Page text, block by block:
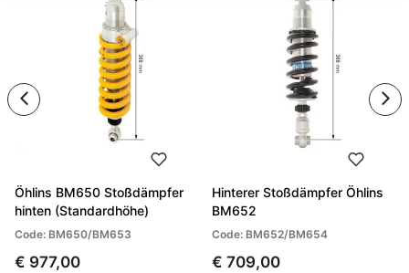
Öhlins BM650 Stoßdämpfer
hinten (Standardhöhe)
Code: BM650/BM653
€ 977,00
Hinterer Stoßdämpfer Öhlins
BM652
Code: BM652/BM654
€ 709,00